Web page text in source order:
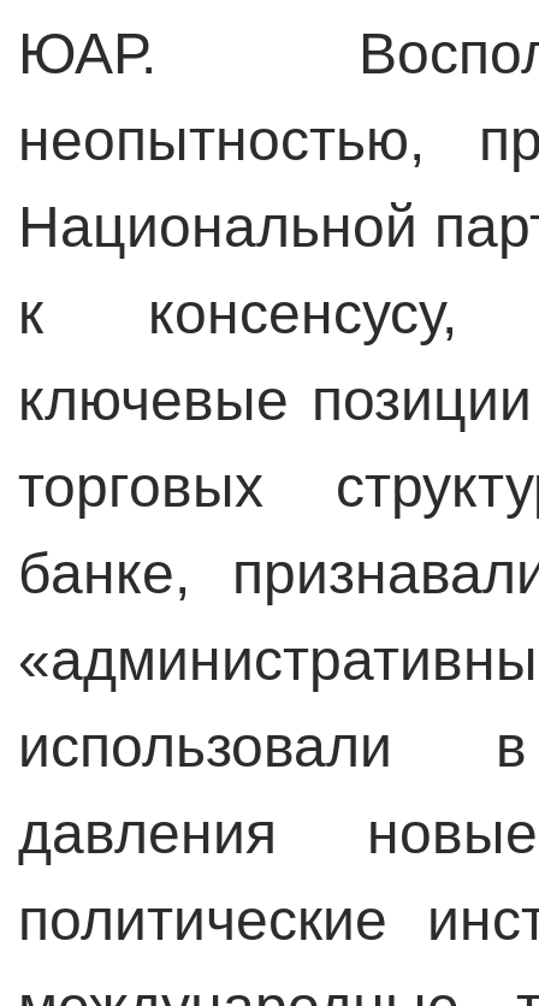
ЮАР.
неопытностью,
Национальной
к консенсусу,
ключевые
торговых
банке,
использовали
давления
политические